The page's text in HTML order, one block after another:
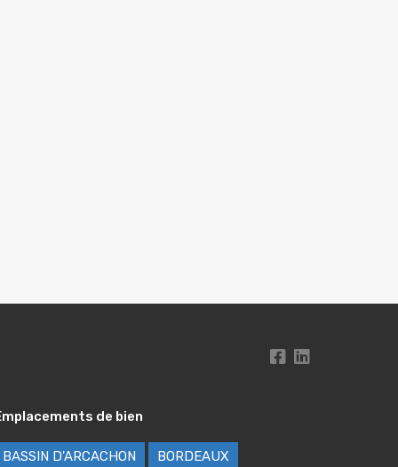
de bien
BASSIN D'ARCACHON BORDEAUX